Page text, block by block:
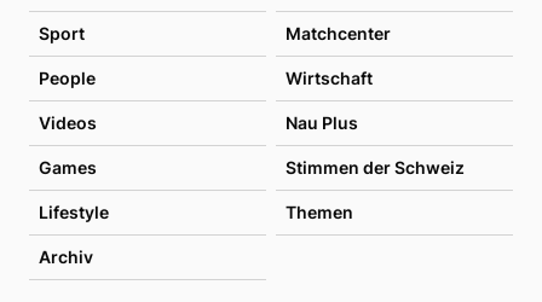
Sport Matchcenter
People Wirtschaft
Videos Nau Plus
Games Stimmen der Schweiz
Lifestyle Themen
Archiv